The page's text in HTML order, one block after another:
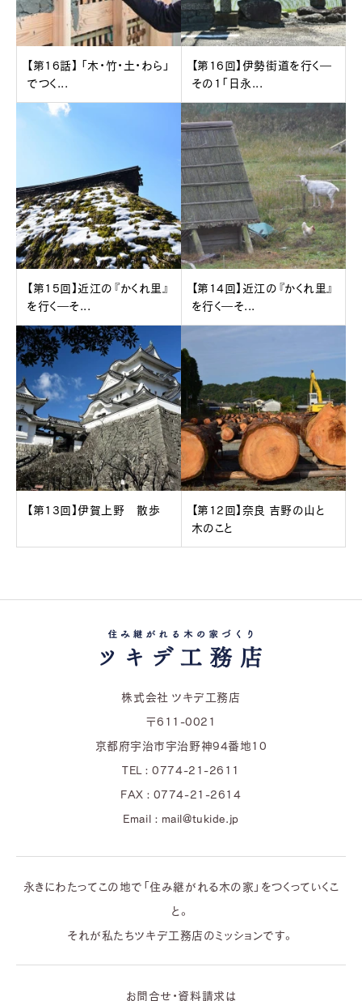
【第16話】 「木・竹・土・わら」
でつく...
【第16回】伊勢街道を行く―
その1「日永...
【第15回】近江の『かくれ里』
を行く―そ...
【第14回】近江の『かくれ里』
を行く―そ...
【第13回】伊賀上野 散歩
【第12回】奈良 吉野の山と
木のこと
株式会社 ツキデ工務店
〒611-0021
京都府宇治市宇治野神94番地10
TEL : 0774-21-2611
FAX : 0774-21-2614
Email : mail@tukide.jp
永きにわたってこの地で「住み継がれる木の家」をつくっていくこ
と。
それが私たちツキデ工務店のミッションです。
お問合せ・資料請求は